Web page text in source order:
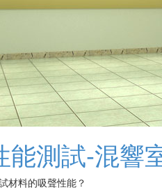
能測試-混響
的吸聲性能？